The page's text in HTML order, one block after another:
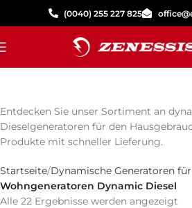
(0040) 255 227 825
Entdecken Sie unser Sortiment an
Dieselgeneratoren für den
Produkte mit schneller Lieferung.
Startseite Dynamische Generatoren
Wohngeneratoren Dynamic Diesel
Alle 22 Ergebnisse werden angezeigt